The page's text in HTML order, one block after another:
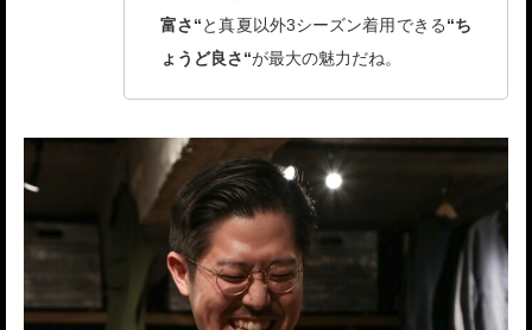
富さ“と真夏以外3シーズン着用できる“ち
ょうど良さ“が最大の魅力だね。